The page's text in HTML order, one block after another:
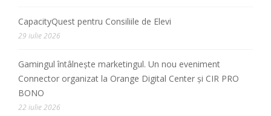
CapacityQuest pentru Consiliile de Elevi
29 iulie 2026
Gamingul întâlnește marketingul. Un nou eveniment
Connector organizat la Orange Digital Center și CIR PRO
BONO
22 iulie 2026